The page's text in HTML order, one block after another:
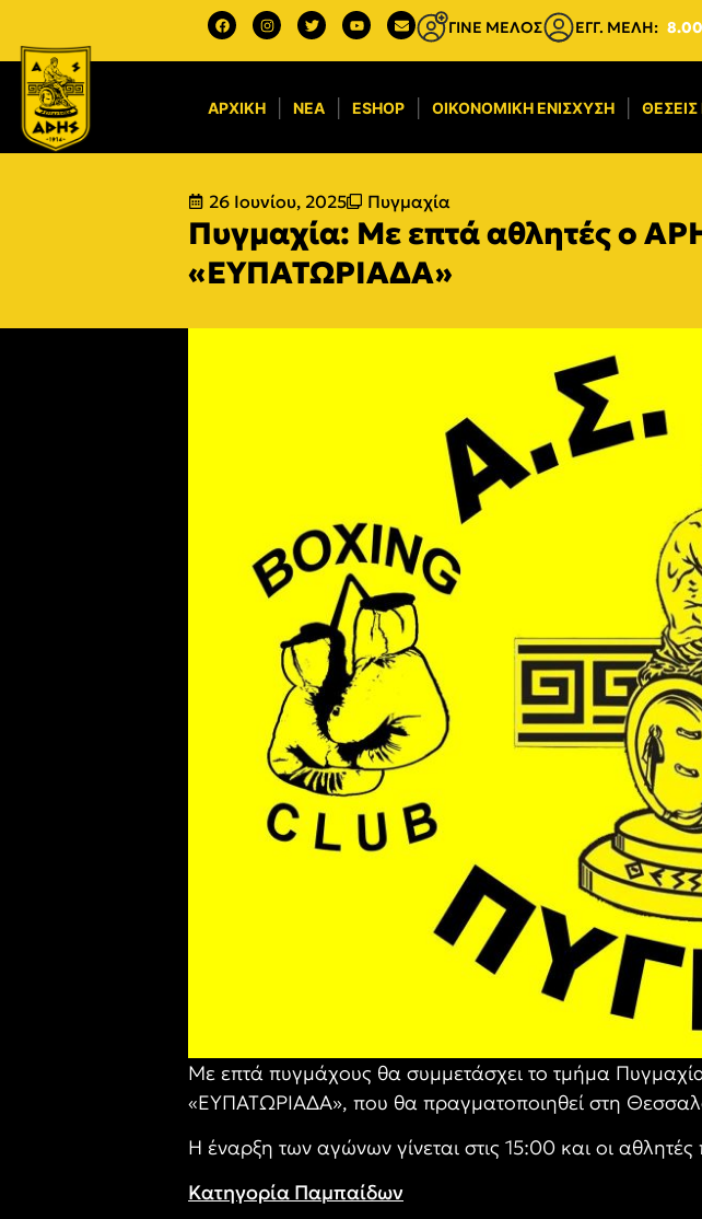
ΓΙΝΕ ΜΕΛΟΣ ΕΓΓ. ΜΕΛΗ:
ΑΡΧΙΚΉ ΝΈΑ ESHOP ΟΙΚΟΝΟΜΙΚΉ ΕΝΊΣΧΥΣΗ​ ΘΈΣΕΙΣ
26 Ιουνίου, 2025 Πυγμαχία
Πυγμαχία: Με επτά αθλητές ο
«ΕΥΠΑΤΩΡΙΑΔΑ»
Με επτά πυγμάχους θα συμμετάσχει το τμήμα
«ΕΥΠΑΤΩΡΙΑΔΑ», που θα πραγματοποιηθεί στη
Η έναρξη των αγώνων γίνεται στις 15:00 και οι
Κατηγορία Παμπαίδων